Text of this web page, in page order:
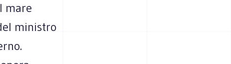
mare
ministro